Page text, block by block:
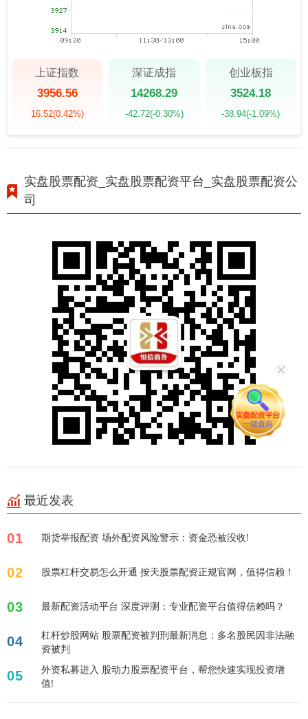
上证指数
3956.56
16.52(0.42%)
深证成指
14268.29
-42.72(-0.30%)
创业板指
3524.18
-38.94(-1.09%)
实盘股票配资_实盘股票配资平台_实盘股票配资公
司
最近发表
01 期货举报配资 场外配资风险警示：资金恐被没收!
02 股票杠杆交易怎么开通 按天股票配资正规官网，值得信赖！
03 最新配资活动平台 深度评测：专业配资平台值得信赖吗？
04
杠杆炒股网站 股票配资被判刑最新消息：多名股民因非法融
资被判
05
外资私募进入 股动力股票配资平台，帮您快速实现投资增
值!